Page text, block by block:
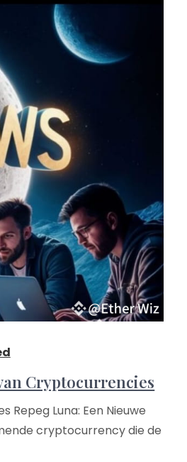
Cryptocurrencies
Repeg Luna: Een Nieuwe
cryptocurrency die de